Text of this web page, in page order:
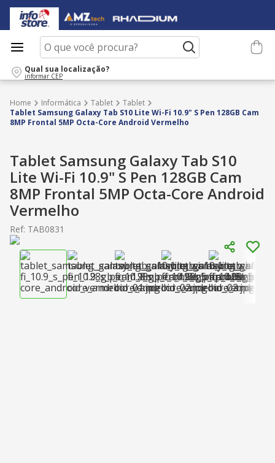
O que você procura?
Qual sua localização?
informar CEP
Informática Tablet
Tablet
Tablet Samsung Galaxy Tab S10 Lite Wi-Fi 10.9" S Pen 128GB Cam
8MP Frontal 5MP Octa-Core Android Vermelho
Tablet Samsung Galaxy Tab S10
Lite Wi-Fi 10.9" S Pen 128GB Cam
8MP Frontal 5MP Octa-Core Android
Vermelho
Ref: TAB0831